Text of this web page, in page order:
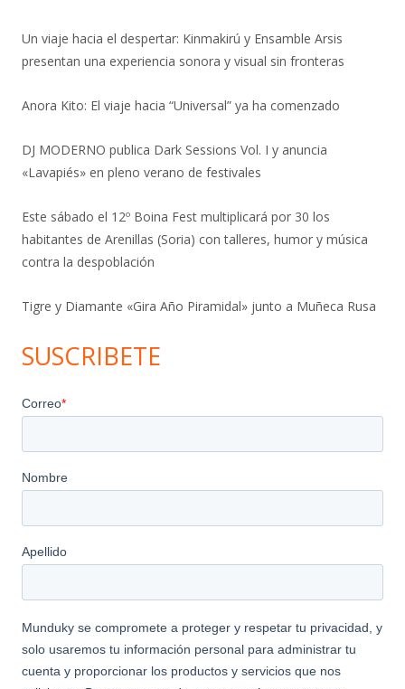
Un viaje hacia el despertar: Kinmakirú y Ensamble Arsis
presentan una experiencia sonora y visual sin fronteras
Anora Kito: El viaje hacia “Universal” ya ha comenzado
DJ MODERNO publica Dark Sessions Vol. I y anuncia
«Lavapiés» en pleno verano de festivales
Este sábado el 12º Boina Fest multiplicará por 30 los
habitantes de Arenillas (Soria) con talleres, humor y música
contra la despoblación
Tigre y Diamante «Gira Año Piramidal» junto a Muñeca Rusa
SUSCRIBETE